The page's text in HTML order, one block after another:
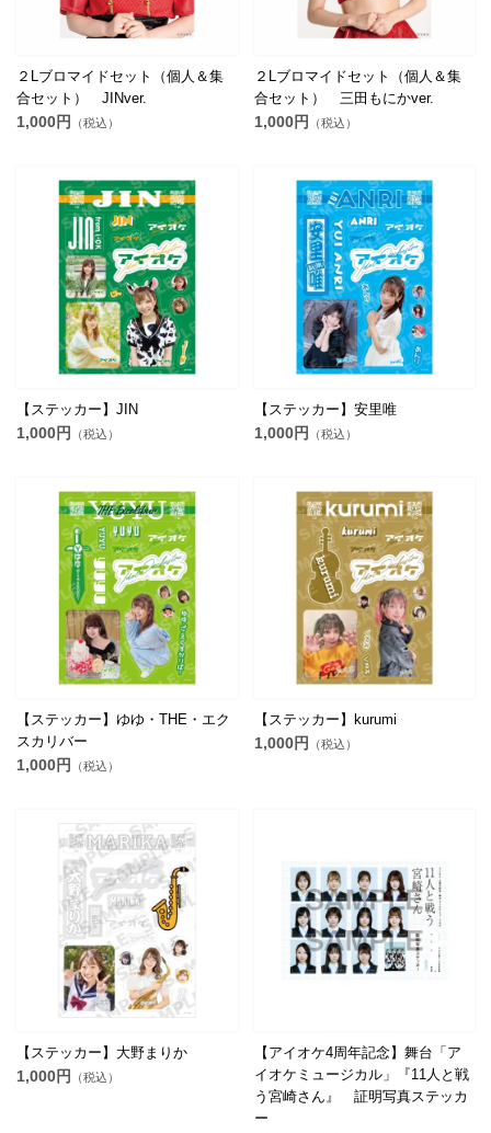
２Lブロマイドセット（個人＆集
合セット） JINver.
1,000円 （税込）
２Lブロマイドセット（個人＆集
合セット） 三田もにかver.
1,000円 （税込）
【ステッカー】JIN
1,000円 （税込）
【ステッカー】安里唯
1,000円 （税込）
【ステッカー】ゆゆ・THE・エク
スカリバー
1,000円 （税込）
【ステッカー】kurumi
1,000円 （税込）
【ステッカー】大野まりか
1,000円 （税込）
【アイオケ4周年記念】舞台「ア
イオケミュージカル」『11人と戦
う宮崎さん』 証明写真ステッカ
ー